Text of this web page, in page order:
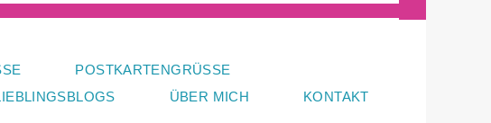
POSTKARTENGRÜSSE
ÜBER MICH KONTAKT